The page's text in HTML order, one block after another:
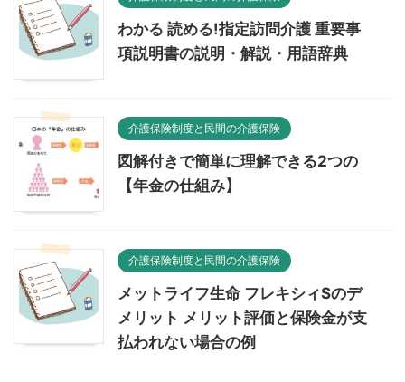
わかる 読める!指定訪問介護 重要事
項説明書の説明・解説・用語辞典
介護保険制度と民間の介護保険
図解付きで簡単に理解できる2つの
【年金の仕組み】
介護保険制度と民間の介護保険
メットライフ生命 フレキシィSのデ
メリット メリット評価と保険金が支
払われない場合の例